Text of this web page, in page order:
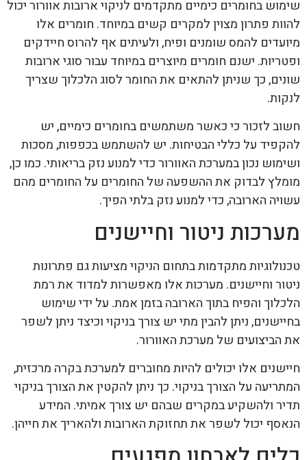
שימוש בחומרים כימיים מתקדמים לניקוי ארובות אוורור יכול
להוות פתרון מצוין למקרים קשים במיוחד. חומרים אלו
מיועדים להמס שומנים ופיח, ולעיתים אף להרוס חיידקים
ופטריות. ישנם חומרים מיוצרים במיוחד עבור סוגי ארובות
שונים, כך שניתן להתאים את החומר לסוג הלכלוך שצריך
לנקות.
חשוב לזכור כי כאשר משתמשים בחומרים כימיים, יש
להקפיד על כללי הבטיחות. יש להשתמש בכפפות, מסכות
ושימוש נכון במערכת האוורור כדי למנוע נזק בריאותי. כמו כן,
מומלץ לבדוק את ההשפעה של החומרים על החומרים מהם
עשויה הארובה, כדי למנוע נזק בלתי הפיך.
מערכות ניטור וחיישנים
טכנולוגיות מתקדמות בתחום הניקוי מציעות גם פתרונות
ניטור וחיישנים. מערכות אלו מאפשרות למדוד את רמת
הלכלוך והפיח בתוך הארובה בזמן אמת. על ידי שימוש
בחיישנים, ניתן להבין מתי יש צורך בניקוי וכיצד ניתן לשפר
את הביצועים של מערכת האוורור.
חיישנים אלו יכולים להיות מחוברים למערכת בקרה מרכזית,
המתריעה על הצורך בניקוי. כך ניתן להקטין את הצורך בניקוי
תדיר ולהשקיע במקרים שבהם יש צורך אמיתי. המידע
הנאסף יכול לשפר את תחזוקת הארובות ולהאריך את חייהן.